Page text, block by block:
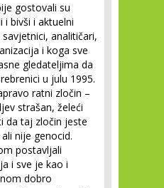
gostovali su
i bivši i aktuelni
analitičari,
i koga sve
gledateljima da
u julu 1995.
ratni zločin –
strašan, želeći
da taj zločin jeste
nije genocid.
postavljali
i sve je kao i
dobro